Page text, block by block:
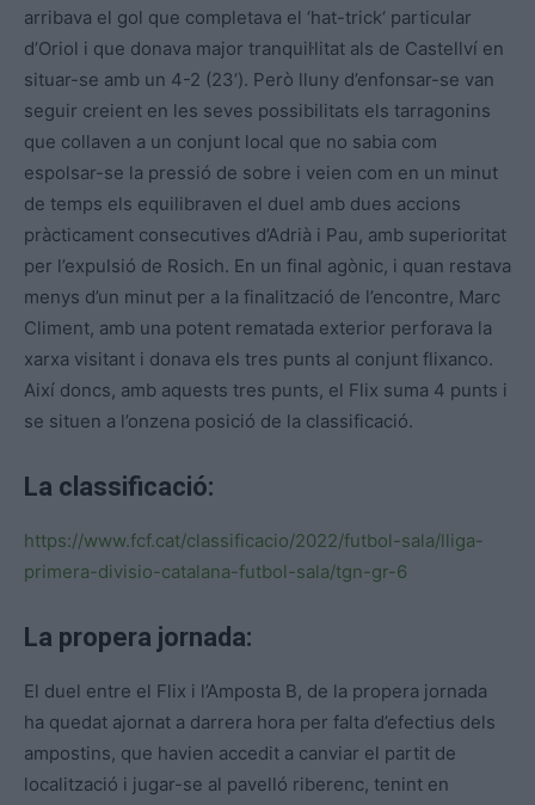
arribava el gol que completava el ‘hat-trick‘ particular
d’Oriol i que donava major tranquil·litat als de Castellví en
situar-se amb un 4-2 (23‘). Però lluny d’enfonsar-se van
seguir creient en les seves possibilitats els tarragonins
que collaven a un conjunt local que no sabia com
espolsar-se la pressió de sobre i veien com en un minut
de temps els equilibraven el duel amb dues accions
pràcticament consecutives d’Adrià i Pau, amb superioritat
per l’expulsió de Rosich. En un final agònic, i quan restava
menys d’un minut per a la finalització de l’encontre, Marc
Climent, amb una potent rematada exterior perforava la
xarxa visitant i donava els tres punts al conjunt flixanco.
Així doncs, amb aquests tres punts, el Flix suma 4 punts i
se situen a l’onzena posició de la classificació.
La classificació:
https://www.fcf.cat/classificacio/2022/futbol-sala/lliga-
primera-divisio-catalana-futbol-sala/tgn-gr-6
La propera jornada:
El duel entre el Flix i l’Amposta B, de la propera jornada
ha quedat ajornat a darrera hora per falta d’efectius dels
ampostins, que havien accedit a canviar el partit de
localització i jugar-se al pavelló riberenc, tenint en